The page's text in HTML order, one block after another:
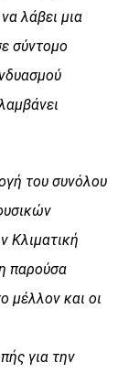
λάβει μια
σύντομο
του συνόλου
Κλιματική
παρούσα
μέλλον και οι
για την